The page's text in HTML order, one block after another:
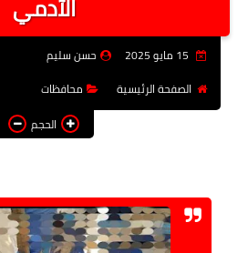
فن
توك
المزيد
الآدمي
حسن سليم
الصفحة الرئيسية
محافظات
الحجم